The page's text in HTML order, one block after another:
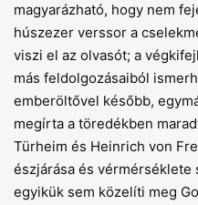
magyarázható, hogy nem
húszezer verssor a
viszi el az olvasót; a
más feldolgozásaiból
emberöltővel később,
megírta a töredékben
Türheim és Heinrich von
észjárása és
egyikük sem közelíti meg